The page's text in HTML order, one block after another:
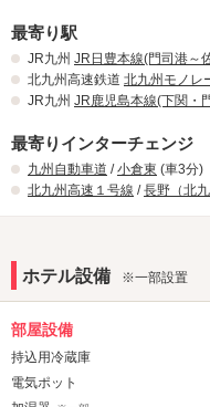
です。
是非一度味わってみてくだ
★セレクトコンドーム！！
コンドーム選びから前戯は
1個100円で販売いたしま
ってます。
詳しくはPOPにて確認下さ
★休憩２４時間OK！！
★宿泊者限定ナイトウェア
宿泊者限定ナイトウェアー
なものまで取り揃えています
★コスプレ５０着レンタル中
ます。
直接仕入のひとめぼれを使っ
美味しいお米を是非ともご賞
★７F全室ｳｫｰﾀｰｻｰﾊﾞｰ設置
★新感覚デザートカクテル登場
新感覚デザートのようなカ
ーキ味とクリームブリュレ味
★セレクトコンドーム！！
コンドーム選びから前戯は
1個100円で販売いたしますが
詳しくはPOPにて確認下さ
★メンバー会員・カードレス
最寄り駅
JR九州 JR日豊本線(門司港～
北九州高速鉄道 北九州モノレ
JR九州 JR鹿児島本線(下関・
最寄りインターチェンジ
九州自動車道 /小倉東 (車3分)
北九州高速１号線 /長野（北九
ホテル設備 ※一部設置
部屋設備
持込用冷蔵庫
電気ポット